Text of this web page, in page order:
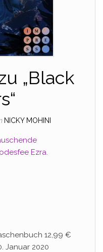
„Black
NICKY MOHINI
Ezra.
12,99 €
Januar 2020